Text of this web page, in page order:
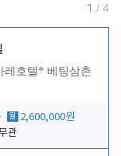
1 / 4
레호텔* 베팅삼촌
월 2,600,000원
관